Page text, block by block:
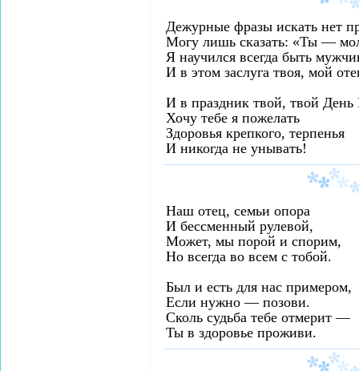
Дежурные фразы искать нет
Могу лишь сказать: «Ты —
Я научился всегда быть
И в этом заслуга твоя, мой
И в праздник твой, твой День
Хочу тебе я пожелать
Здоровья крепкого, терпенья
И никогда не унывать!
Наш отец, семьи опора
И бессменный рулевой,
Может, мы порой и спорим,
Но всегда во всем с тобой.
Был и есть для нас примером,
Если нужно — позови.
Сколь судьба тебе отмерит —
Ты в здоровье проживи.